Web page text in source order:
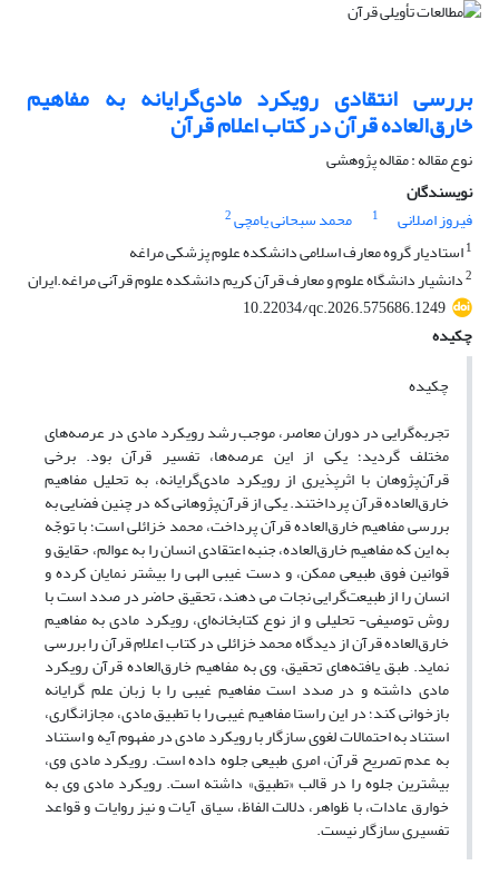
بررسی انتقادی رویکرد مادی‌گرایانه به مفاهیم
خارق‌العاده قرآن در کتاب اعلام قرآن
نوع مقاله : مقاله پژوهشی
نویسندگان
فیروز اصلانی
1 محمد سبحانی یامچی2
1استادیار گروه معارف اسلامی دانشکده علوم پزشکی مراغه
2دانشیار دانشگاه علوم و معارف قرآن کریم دانشکده علوم قرآنی مراغه.ایران
10.22034/qc.2026.575686.1249
چکیده
چکیده
تجربه‌گرایی در دوران معاصر، موجب رشد رویکرد مادی در عرصه‌های
مختلف گردید؛ یکی از این عرصه‌ها، تفسیر قرآن بود. برخی
قرآن‌پژوهان با اثرپذیری از رویکرد مادی‌گرایانه، به تحلیل مفاهیم
خارق‌العاده قرآن پرداختند. یکی از قرآن‌پژوهانی که در چنین فضایی به
بررسی مفاهیم خارق‌العاده قرآن پرداخت، محمد خزائلی است؛ با توجّه
به این که مفاهیم خارق‌العاده، جنبه اعتقادی انسان را به عوالم، حقایق و
قوانین فوق طبیعی ممکن، و دست غیبی الهی را بیشتر نمایان کرده و
انسان را از طبیعت‌گرایی نجات می دهند، تحقیق حاضر در صدد است با
روش توصیفی- تحلیلی و از نوع کتابخانه‌ای، رویکرد مادی به مفاهیم
خارق‌العاده قرآن از دیدگاه محمد خزائلی در کتاب اعلام قرآن را بررسی
نماید. طبق یافته‌های تحقیق، وی به مفاهیم خارق‌العاده قرآن رویکرد
مادی داشته و در صدد است مفاهیم غیبی را با زبان علم گرایانه
بازخوانی کند؛ در این راستا مفاهیم غیبی را با تطبیق مادی، مجاز‌انگاری،
استناد به احتمالات لغوی سازگار با رویکرد مادی در مفهوم آیه و استناد
به عدم تصریح قرآن، امری طبیعی جلوه داده است. رویکرد مادی وی،
بیشترین جلوه را در قالب «تطبیق» داشته است. رویکرد مادی وی به
خوارق عادات، با ظواهر، دلالت الفاظ، سیاق آیات و نیز روایات و قواعد
تفسیری سازگار نیست.